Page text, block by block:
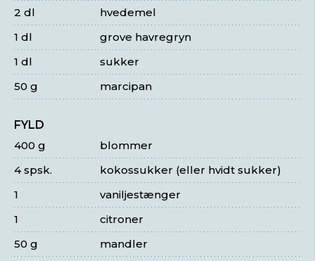
hvedemel
2 dl
grove havregryn
1 dl
sukker
1 dl
marcipan
50 g
FYLD
blommer
400 g
kokossukker (eller hvidt sukker)
4 spsk.
vaniljestænger
1
citroner
1
mandler
50 g